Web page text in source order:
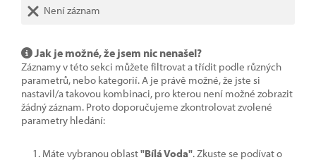
Není záznam
Jak je možné, že jsem nic nenašel?
Záznamy v této sekci můžete filtrovat a třídit podle různých
parametrů, nebo kategorií. A je právě možné, že jste si
nastavil/a takovou kombinaci, pro kterou není možné zobrazit
žádný záznam. Proto doporučujeme zkontrolovat zvolené
parametry hledání:
Máte vybranou oblast"Bílá Voda". Zkuste se podívat o